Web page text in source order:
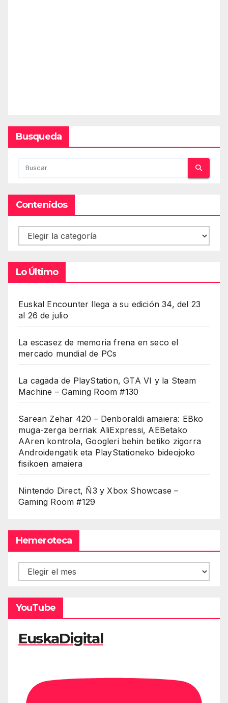
Busqueda
Contenidos
Contenidos
Lo Último
Euskal Encounter llega a su edición 34, del 23
al 26 de julio
La escasez de memoria frena en seco el
mercado mundial de PCs
La cagada de PlayStation, GTA VI y la Steam
Machine – Gaming Room #130
Sarean Zehar 420 – Denboraldi amaiera: EBko
muga-zerga berriak AliExpressi, AEBetako
AAren kontrola, Googleri behin betiko zigorra
Androidengatik eta PlayStationeko bideojoko
fisikoen amaiera
Nintendo Direct, Ñ3 y Xbox Showcase –
Gaming Room #129
Hemeroteca
Hemeroteca
YouTube
EuskaDigital